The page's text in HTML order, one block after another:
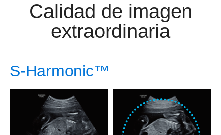
Calidad de imagen
extraordinaria
S-Harmonic™